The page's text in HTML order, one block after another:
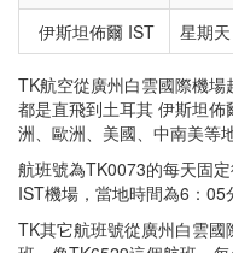
伊斯坦佈爾 IST
星期天
TK航空從廣州白雲國際機
都是直飛到土耳其 伊斯坦
洲、歐洲、美國、中南美等地
航班號為TK0073的每天固
IST機場，當地時間為6：05
TK其它航班號從廣州白雲